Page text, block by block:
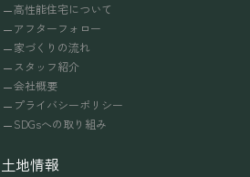
高性能住宅について
アフターフォロー
家づくりの流れ
スタッフ紹介
会社概要
プライバシーポリシー
SDGsへの取り組み
土地情報